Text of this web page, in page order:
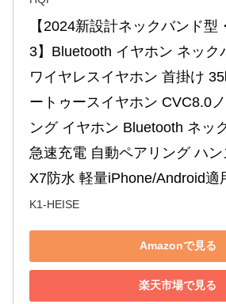
【2024新設計ネックバンド型
3】Bluetooth イヤホン ネック
ワイヤレスイヤホン 首掛け
ートゥースイヤホン CVC8.0
ング イヤホン Bluetooth ネッ
急速充電 自動ペアリング ハ
X7防水 軽量iPhone/Android適
K1-HEISE
Amazonで見る
楽天市場で見る